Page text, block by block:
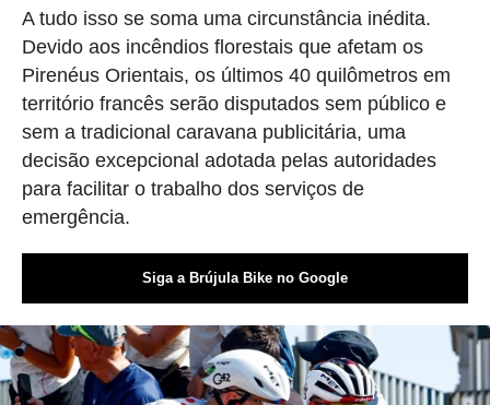
A tudo isso se soma uma circunstância inédita.
Devido aos incêndios florestais que afetam os
Pirenéus Orientais, os últimos 40 quilômetros em
território francês serão disputados sem público e
sem a tradicional caravana publicitária, uma
decisão excepcional adotada pelas autoridades
para facilitar o trabalho dos serviços de
emergência.
Siga a Brújula Bike no Google